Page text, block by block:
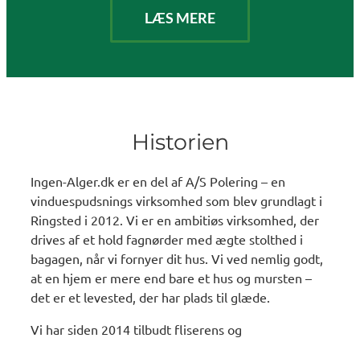
LÆS MERE
Historien
Ingen-Alger.dk er en del af A/S Polering – en
vinduespudsnings virksomhed som blev grundlagt i
Ringsted i 2012. Vi er en ambitiøs virksomhed, der
drives af et hold fagnørder med ægte stolthed i
bagagen, når vi fornyer dit hus. Vi ved nemlig godt,
at en hjem er mere end bare et hus og mursten –
det er et levested, der har plads til glæde.
Vi har siden 2014 tilbudt fliserens og